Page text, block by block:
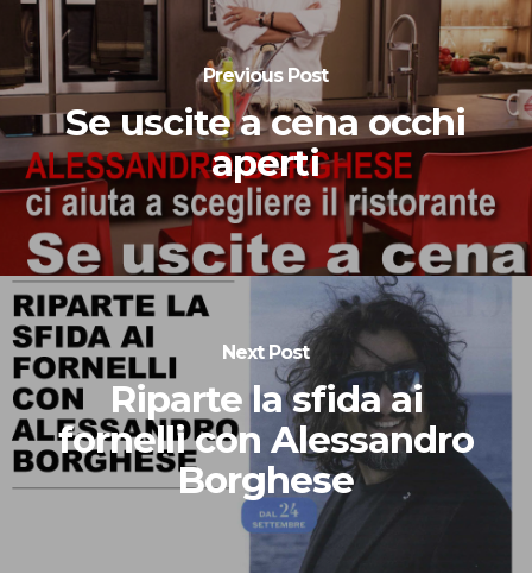
Previous Post
Se uscite a cena occhi
aperti
Next Post
Riparte la sfida ai
fornelli con Alessandro
Borghese